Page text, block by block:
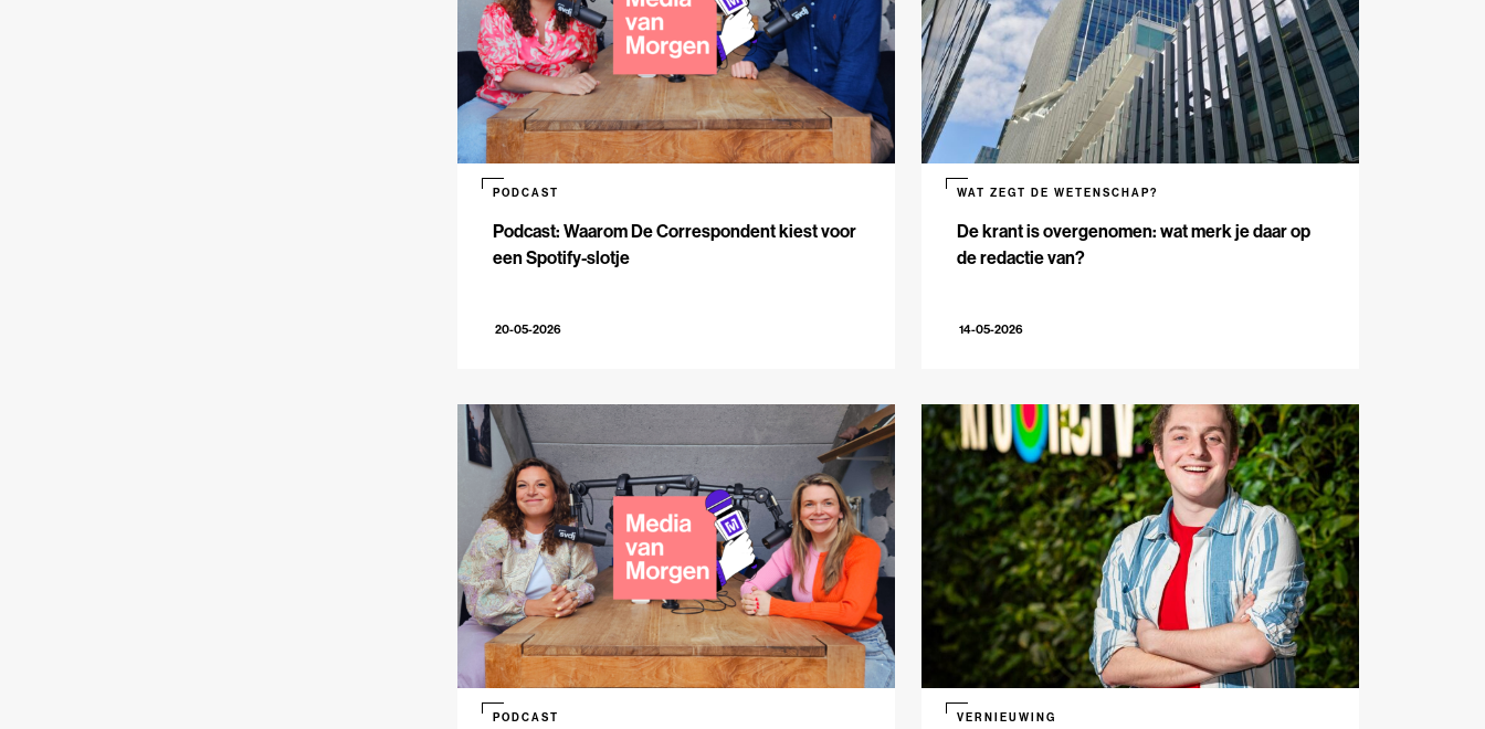
Podcast: Waarom De Correspondent kiest voor
een Spotify-slotje
PODCAST
20-05-2026
De krant is overgenomen: wat merk je daar op
de redactie van?
WAT ZEGT DE WETENSCHAP?
14-05-2026
PODCAST VERNIEUWING